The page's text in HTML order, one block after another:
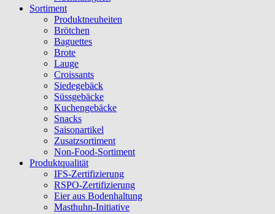
Sortiment
Produktneuheiten
Brötchen
Baguettes
Brote
Lauge
Croissants
Siedegebäck
Süssgebäcke
Kuchengebäcke
Snacks
Saisonartikel
Zusatzsortiment
Non-Food-Sortiment
Produktqualität
IFS-Zertifizierung
RSPO-Zertifizierung
Eier aus Bodenhaltung
Masthuhn-Initiative